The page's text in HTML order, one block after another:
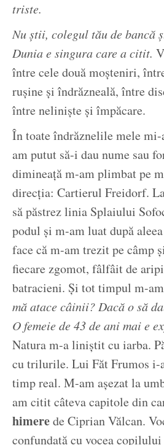
triste.
Nu știi, colegul tău de bancă
Dunia e singura care a citit.
între cele două moșteniri,
rușine și îndrăzneală, între
între neliniște și împăcare.
În toate îndrăznelile mele
am putut să-i dau nume sau
dimineață m-am plimbat pe
direcția: Cartierul Freidorf.
să păstrez linia Splaiului
podul și m-am luat după
face că m-am trezit pe câmp
fiecare zgomot, fâlfâit de
batracieni. Și tot timpul m-
mă atace câinii? Dacă o să
O femeie de 43 de ani mai e
Natura m-a liniștit cu iarba.
cu trilurile. Lui Făt Frumos
timp real. M-am așezat la
am citit câteva capitole din
himerede Ciprian Vălcan.
confundată cu vocea